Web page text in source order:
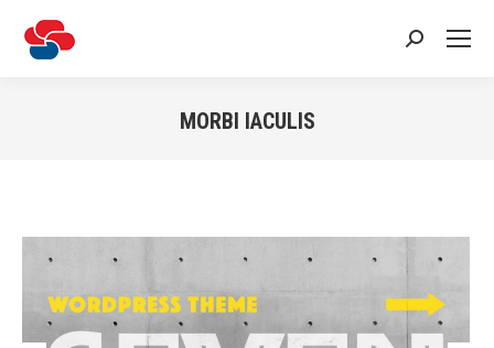
Recherche
MORBI IACULIS